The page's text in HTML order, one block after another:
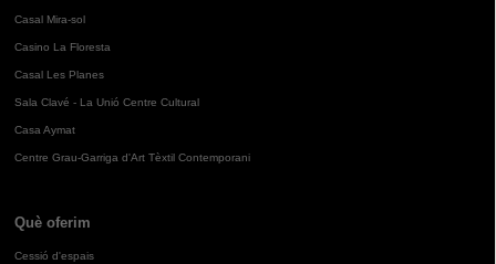
Casal Mira-sol
Casino La Floresta
Casal Les Planes
Sala Clavé - La Unió Centre Cultural
Casa Aymat
Centre Grau-Garriga d'Art Tèxtil Contemporani
Què oferim
Cessió d'espais